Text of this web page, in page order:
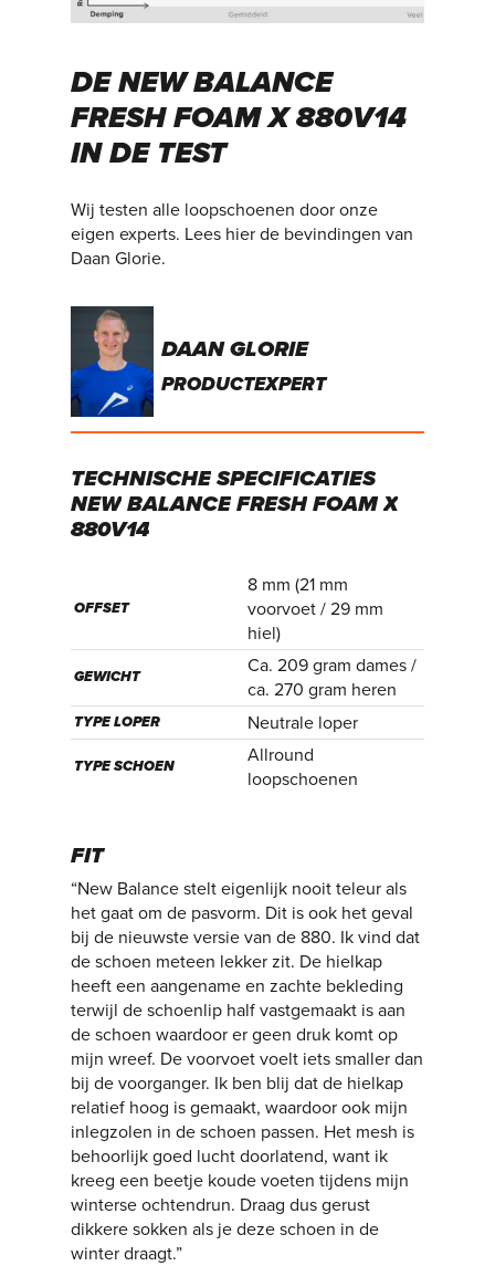
DE NEW BALANCE
FRESH FOAM X 880V14
IN DE TEST
Wij testen alle loopschoenen door onze
eigen experts. Lees hier de bevindingen van
Daan Glorie.
DAAN GLORIE
PRODUCTEXPERT
TECHNISCHE SPECIFICATIES
NEW BALANCE FRESH FOAM X
880V14
OFFSET
8 mm (21 mm
voorvoet / 29 mm
hiel)
GEWICHT
Ca. 209 gram dames /
ca. 270 gram heren
TYPE LOPER Neutrale loper
TYPE SCHOEN
Allround
loopschoenen
FIT
“New Balance stelt eigenlijk nooit teleur als
het gaat om de pasvorm. Dit is ook het geval
bij de nieuwste versie van de 880. Ik vind dat
de schoen meteen lekker zit. De hielkap
heeft een aangename en zachte bekleding
terwijl de schoenlip half vastgemaakt is aan
de schoen waardoor er geen druk komt op
mijn wreef. De voorvoet voelt iets smaller dan
bij de voorganger. Ik ben blij dat de hielkap
relatief hoog is gemaakt, waardoor ook mijn
inlegzolen in de schoen passen. Het mesh is
behoorlijk goed lucht doorlatend, want ik
kreeg een beetje koude voeten tijdens mijn
winterse ochtendrun. Draag dus gerust
dikkere sokken als je deze schoen in de
winter draagt.”